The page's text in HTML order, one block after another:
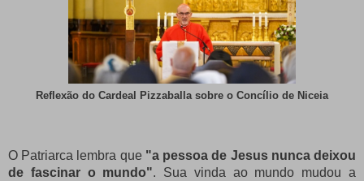
Reflexão do Cardeal Pizzaballa sobre o Concílio de Niceia
O Patriarca lembra que "a pessoa de Jesus nunca deixou
de fascinar o mundo". Sua vinda ao mundo mudou a